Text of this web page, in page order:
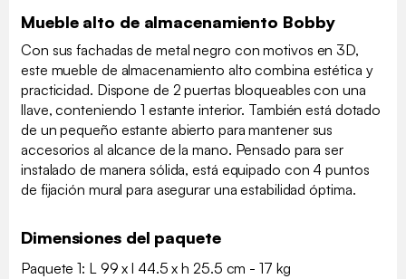
Mueble alto de almacenamiento Bobby
Con sus fachadas de metal negro con motivos en 3D,
este mueble de almacenamiento alto combina estética y
practicidad. Dispone de 2 puertas bloqueables con una
llave, conteniendo 1 estante interior. También está dotado
de un pequeño estante abierto para mantener sus
accesorios al alcance de la mano. Pensado para ser
instalado de manera sólida, está equipado con 4 puntos
de fijación mural para asegurar una estabilidad óptima.
Dimensiones del paquete
Paquete 1: L 99 x l 44.5 x h 25.5 cm - 17 kg